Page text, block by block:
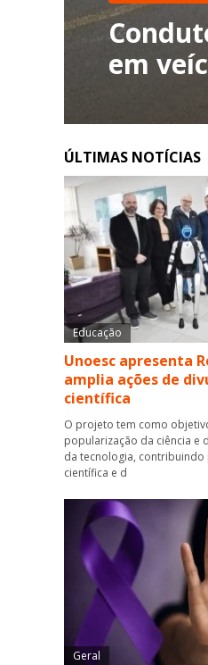
em
ÚLTIMAS NOTÍCIAS
Educação
Unoesc apresenta
amplia ações de
científica
O projeto tem como
popularização da ciência e
da tecnologia, contribuindo
científica e d
Geral